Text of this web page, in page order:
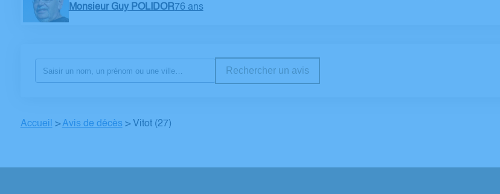
Monsieur Guy POLIDOR76 ans
Rechercher un avis
Accueil >Avis de décès > Vitot (27)